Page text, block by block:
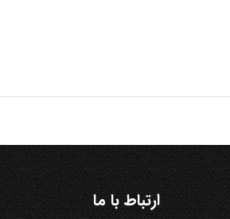
ارتباط با ما